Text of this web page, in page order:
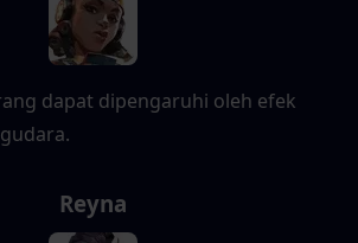
dapat dipengaruhi oleh efek
Reyna